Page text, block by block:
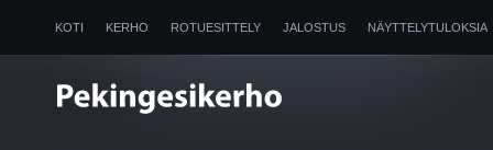
KOTI KERHO ROTUESITTELY JALOSTUS NÄYTTELYTULOKSIA
2025